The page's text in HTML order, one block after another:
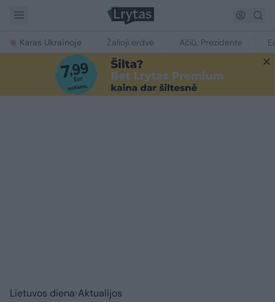
Karas Ukrainoje Žalioji erdvė Ačiū, Prezidente
Lietuvos diena Aktualijos